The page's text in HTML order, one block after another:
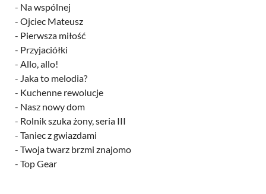
- Na wspólnej
- Ojciec Mateusz
- Pierwsza miłość
- Przyjaciółki
- Allo, allo!
- Jaka to melodia?
- Kuchenne rewolucje
- Nasz nowy dom
- Rolnik szuka żony, seria III
- Taniec z gwiazdami
- Twoja twarz brzmi znajomo
- Top Gear